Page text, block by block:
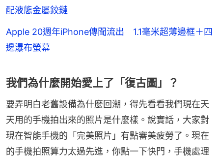
配液態金屬鉸鏈
Apple 20週年iPhone傳聞流出 1.1毫米超薄邊框＋四
邊瀑布螢幕
我們為什麼開始愛上了「復古圖」？
要弄明白老舊設備為什麼回潮，得先看看我們現在天
天用的手機拍出來的照片是什麼樣。說實話，大家對
現在智能手機的「完美照片」有點審美疲勞了。現在
的手機拍照算力太過先進，你點一下快門，手機處理